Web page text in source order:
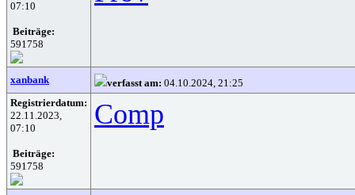
07:10
Beiträge:
591758
xanbank verfasst am: 04.10.2024, 21:25
Registrierdatum:
22.11.2023,
07:10
Beiträge:
591758
Comp